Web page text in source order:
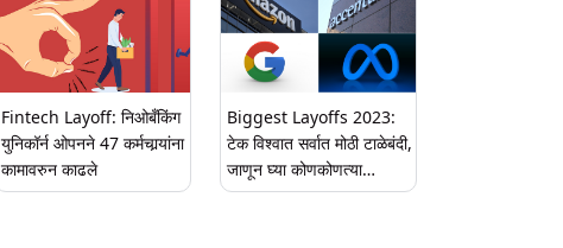
Fintech Layoff: निओबँकिंग
युनिकॉर्न ओपनने 47 कर्मचार्‍यांना
कामावरुन काढले
Biggest Layoffs 2023:
टेक विश्वात सर्वात मोठी टाळेबंदी,
जाणून घ्या कोणकोणत्या
कंपन्यांनी आणले कर्मचाऱ्यांच्या